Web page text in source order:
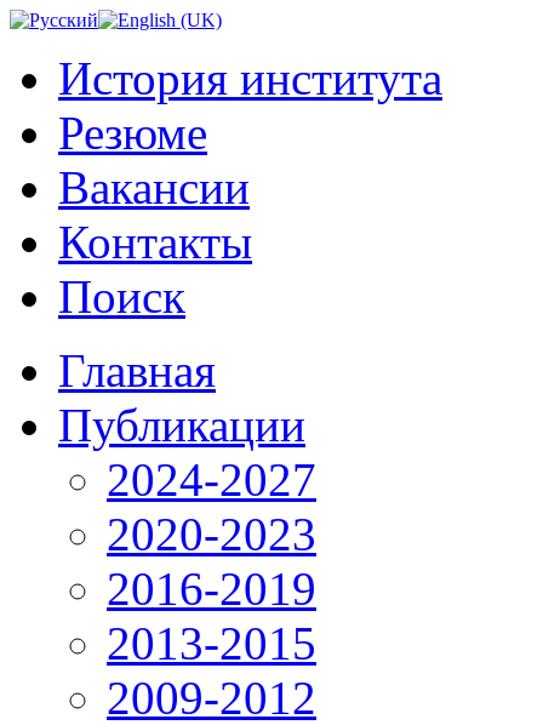
История института
Резюме
Вакансии
Контакты
Поиск
Главная
Публикации
2024-2027
2020-2023
2016-2019
2013-2015
2009-2012